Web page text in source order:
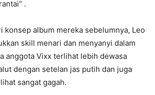
.
konsep album mereka sebelumnya, Leo
skill menari dan menyanyi dalam
anggota Vixx terlihat lebih dewasa
dengan setelan jas putih dan juga
sangat gagah.